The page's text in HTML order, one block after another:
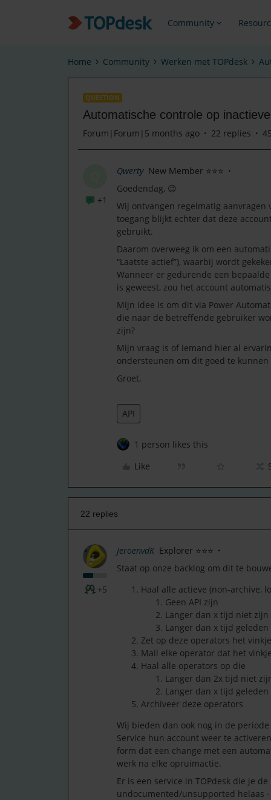
Community
Home Community Werken met TOPdesk
QUESTION
Automatische controle op
Forum|Forum|5 months ago 22 replies
+1
Qwerty New Member ⭐⭐⭐
Goedendag, 😉
Wij ontvangen regelmatig aanvragen
toegang blijkt echter dat deze
gebruikt.
Daarom overweeg ik om een
“Laatste actief”), waarbij wordt
Wanneer er gedurende een
is geweest, zou het account
Mijn idee is om dit via Power
die naar de betreffende gebruiker
zijn?
Mijn vraag is of iemand hier al
ondersteunen om dit goed te
Groet,
API
1 person likes this
Like
22 replies
+5
JeroenvdK Explorer ⭐⭐⭐
Staat op onze backlog om dit te
Haal alle actieve (non-archive,
Geen API zijn
Langer dan x tijd niet zijn
Langer dan x tijd
Zet op deze operators het
Mail elke operator dat het
Haal alle operators op die
Langer dan 2x tijd niet
Langer dan x tijd
Archiveer deze operators
Wij bieden dan ook nog in de
Service hun account weer te
form dat een change met een
werk na elke opruimactie.
Er is een service in TOPdesk die je
undocumented/unsupported helaas